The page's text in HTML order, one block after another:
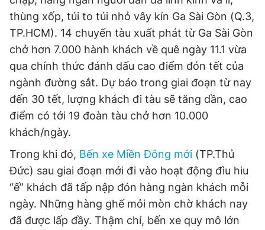
thùng xốp, túi to túi nhỏ vây kín Ga Sài Gòn (Q.3,
TP.HCM). 14 chuyến tàu xuất phát từ Ga Sài Gòn
chở hơn 7.000 hành khách về quê ngày 11.1 vừa
qua chính thức đánh dấu cao điểm đón tết của
ngành đường sắt. Dự báo trong giai đoạn từ nay
đến 30 tết, lượng khách đi tàu sẽ tăng dần, cao
điểm có tới 19 đoàn tàu chở hơn 10.000
khách/ngày.
Trong khi đó, Bến xe Miền Đông mới (TP.Thủ
Đức) sau giai đoạn mới đi vào hoạt động đìu hiu
“ế” khách đã tấp nập đón hàng ngàn khách mỗi
ngày. Những hàng ghế mỏi mòn chờ khách nay
đã được lấp đầy. Thậm chí, bến xe quy mô lớn